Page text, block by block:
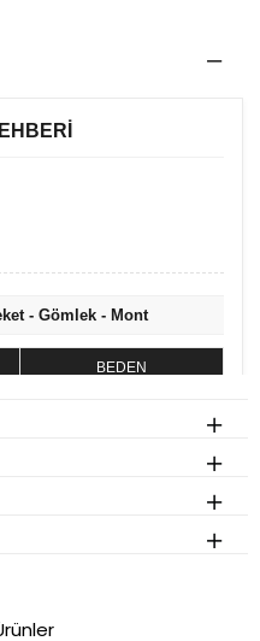
- Gömlek - Mont
BEDEN